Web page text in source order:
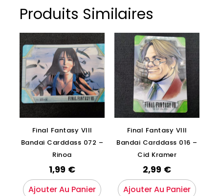
Produits Similaires
Final Fantasy VIII
Bandai Carddass 072 –
Rinoa
1,99 €
Ajouter Au Panier
Final Fantasy VIII
Bandai Carddass 016 –
Cid Kramer
2,99 €
Ajouter Au Panier